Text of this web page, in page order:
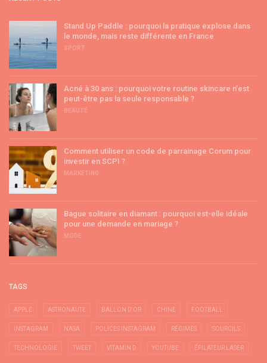
Stand Up Paddle : pourquoi la pratique explose dans
le monde, mais reste différente en France
SPORT
Acné à 30 ans : pourquoi votre routine skincare n’est
peut-être pas la seule responsable ?
BEAUTÉ
Comment utiliser un code de parrainage Corum pour
investir en SCPI ?
MARKETING
Bague solitaire en diamant : pourquoi est-elle idéale
pour une demande en mariage ?
MODE
TAGS
APPLE ASTRONAUTE BALLON D'OR CHINE FOOTBALL
INSTAGRAM NASA POLICES INSTAGRAM RÉGIMES SOURCILS
TECHNOLOGIE TWEET VITAMIN D YOUTUBE ÉPILATEUR LASER